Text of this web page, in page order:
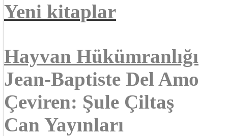
Yeni kitaplar
Hayvan Hükümranlığı
Jean-Baptiste Del Amo
Çeviren: Şule Çiltaş
Can Yayınları